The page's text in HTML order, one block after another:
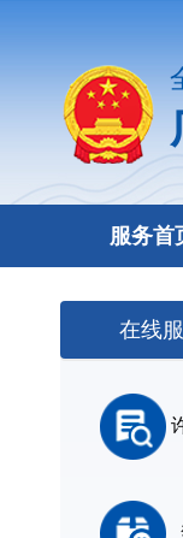
服务首
在线